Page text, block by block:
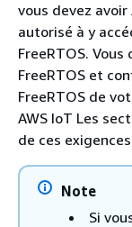
vous devez
autorisé à y
FreeRTOS.
FreeRTOS et
FreeRTOS de
AWS IoT Les
de ces
Note
Si